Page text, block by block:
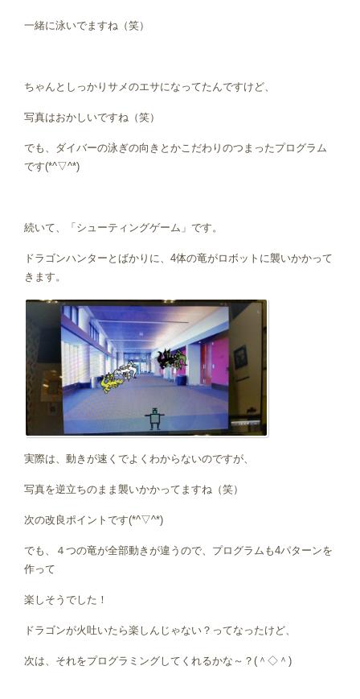
一緒に泳いでますね（笑）
ちゃんとしっかりサメのエサになってたんですけど、
写真はおかしいですね（笑）
でも、ダイバーの泳ぎの向きとかこだわりのつまったプログラム
です(*^▽^*)
続いて、「シューティングゲーム」です。
ドラゴンハンターとばかりに、4体の竜がロボットに襲いかかって
きます。
実際は、動きが速くでよくわからないのですが、
写真を逆立ちのまま襲いかかってますね（笑）
次の改良ポイントです(*^▽^*)
でも、４つの竜が全部動きが違うので、プログラムも4パターンを
作って
楽しそうでした！
ドラゴンが火吐いたら楽しんじゃない？ってなったけど、
次は、それをプログラミングしてくれるかな～？(＾◇＾)